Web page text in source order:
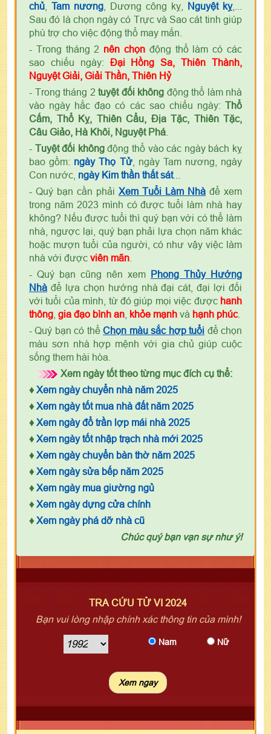
chủ Tam nương , Dương công kỵ, Nguyệt kỵ,...
Sau đó là chọn ngày có Trực và Sao cát tinh giúp
phù trợ cho việc động thổ may mắn.
- Trong tháng 2 nên chọn động thổ làm có các
sao chiếu ngày: Đại Hồng Sa, Thiên Thành,
Nguyệt Giải, Giải Thần, Thiên Hỷ
- Trong tháng 2 tuyệt đối không động thổ làm nhà
vào ngày hắc đạo có các sao chiếu ngày: Thổ
Cấm, Thổ Kỵ, Thiên Cẩu, Địa Tặc, Thiên Tặc,
Câu Giảo, Hà Khôi, Nguyệt Phá
- Tuyệt đối khôngđộng thổ vào các ngày bách kỵ
bao gồm: ngày Thọ Tử, ngày Tam nương, ngày
Con nước, ngày Kim thần thất sát...
- Quý bạn cần phải Xem Tuổi Làm Nhà để xem
trong năm 2023 mình có được tuổi làm nhà hay
không? Nếu được tuổi thì quý bạn với có thể làm
nhà, ngược lại, quý bạn phải lựa chọn năm khác
hoặc mượn tuổi của người, có như vậy việc làm
nhà với được viên mãn
- Quý bạn cũng nên xem Phong Thủy Hướng
Nhà để lựa chọn hướng nhà đại cát, đại lợi đối
với tuổi của mình, từ đó giúp mọi việc được hanh
thông gia đạo bình an khỏe mạnh và hạnh phúc.
- Quý bạn có thểChọn màu sắc hợp tuổi để chọn
màu sơn nhà hợp mệnh với gia chủ giúp cuộc
sống them hài hòa.
Xem ngày tốt theo từng mục đích cụ thể:
♦ Xem ngày chuyển nhà năm 2025
♦ Xem ngày tốt mua nhà đất năm 2025
♦ Xem ngày đổ trần lợp mái nhà 2025
♦ Xem ngày tốt nhập trạch nhà mới 2025
♦ Xem ngày chuyển bàn thờ năm 2025
♦ Xem ngày sửa bếp năm 2025
♦ Xem ngày mua giường ngủ
♦ Xem ngày dựng cửa chính
♦ Xem ngày phá dỡ nhà cũ
Chúc quý bạn vạn sự như ý!
TRA CỨU TỬ VI 2024
Bạn vui lòng nhập chính xác thông tin của mình!
Nam Nữ